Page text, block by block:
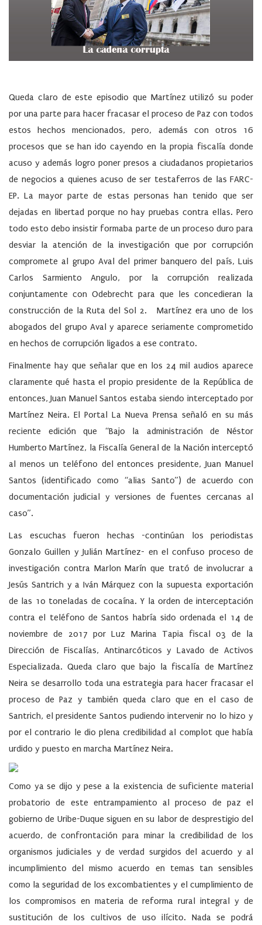
Queda claro de este episodio que Martínez utilizó su poder
por una parte para hacer fracasar el proceso de Paz con todos
estos hechos mencionados, pero, además con otros 16
procesos que se han ido cayendo en la propia fiscalía donde
acuso y además logro poner presos a ciudadanos propietarios
de negocios a quienes acuso de ser testaferros de las FARC-
EP. La mayor parte de estas personas han tenido que ser
dejadas en libertad porque no hay pruebas contra ellas. Pero
todo esto debo insistir formaba parte de un proceso duro para
desviar la atención de la investigación que por corrupción
compromete al grupo Aval del primer banquero del país, Luis
Carlos Sarmiento Angulo, por la corrupción realizada
conjuntamente con Odebrecht para que les concedieran la
construcción de la Ruta del Sol 2. Martínez era uno de los
abogados del grupo Aval y aparece seriamente comprometido
en hechos de corrupción ligados a ese contrato.
Finalmente hay que señalar que en los 24 mil audios aparece
claramente qué hasta el propio presidente de la República de
entonces, Juan Manuel Santos estaba siendo interceptado por
Martínez Neira. El Portal La Nueva Prensa señaló en su más
reciente edición que “Bajo la administración de Néstor
Humberto Martínez, la Fiscalía General de la Nación interceptó
al menos un teléfono del entonces presidente, Juan Manuel
Santos (identificado como “alias Santo”) de acuerdo con
documentación judicial y versiones de fuentes cercanas al
caso”.
Las escuchas fueron hechas -continúan los periodistas
Gonzalo Guillen y Julián Martínez- en el confuso proceso de
investigación contra Marlon Marín que trató de involucrar a
Jesús Santrich y a Iván Márquez con la supuesta exportación
de las 10 toneladas de cocaína. Y la orden de interceptación
contra el teléfono de Santos habría sido ordenada el 14 de
noviembre de 2017 por Luz Marina Tapia fiscal 03 de la
Dirección de Fiscalías, Antinarcóticos y Lavado de Activos
Especializada. Queda claro que bajo la fiscalía de Martínez
Neira se desarrollo toda una estrategia para hacer fracasar el
proceso de Paz y también queda claro que en el caso de
Santrich, el presidente Santos pudiendo intervenir no lo hizo y
por el contrario le dio plena credibilidad al complot que había
urdido y puesto en marcha Martínez Neira.
Como ya se dijo y pese a la existencia de suficiente material
probatorio de este entrampamiento al proceso de paz el
gobierno de Uribe-Duque siguen en su labor de desprestigio del
acuerdo, de confrontación para minar la credibilidad de los
organismos judiciales y de verdad surgidos del acuerdo y al
incumplimiento del mismo acuerdo en temas tan sensibles
como la seguridad de los excombatientes y el cumplimiento de
los compromisos en materia de reforma rural integral y de
sustitución de los cultivos de uso ilícito. Nada se podrá